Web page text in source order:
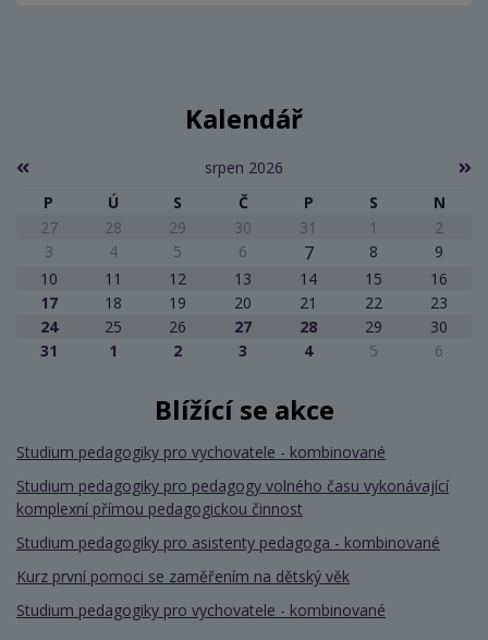
Kalendář
srpen 2026
P
Ú S Č P S
N
27
28 29 30 31 1
2
3
4 5 6 7 8
9
10
11 12 13 14 15
16
17
18 19 20 21 22
23
24
25 26 27 28 29
30
31
1 2 3 4 5 6
Blížící se akce
Studium pedagogiky pro vychovatele - kombinované
Studium pedagogiky pro pedagogy volného času vykonávající
komplexní přímou pedagogickou činnost
Studium pedagogiky pro asistenty pedagoga - kombinované
Kurz první pomoci se zaměřením na dětský věk
Studium pedagogiky pro vychovatele - kombinované